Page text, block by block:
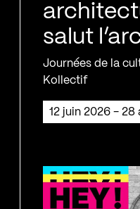
salut
Journées de la
Kollectif
12 juin 2026 -